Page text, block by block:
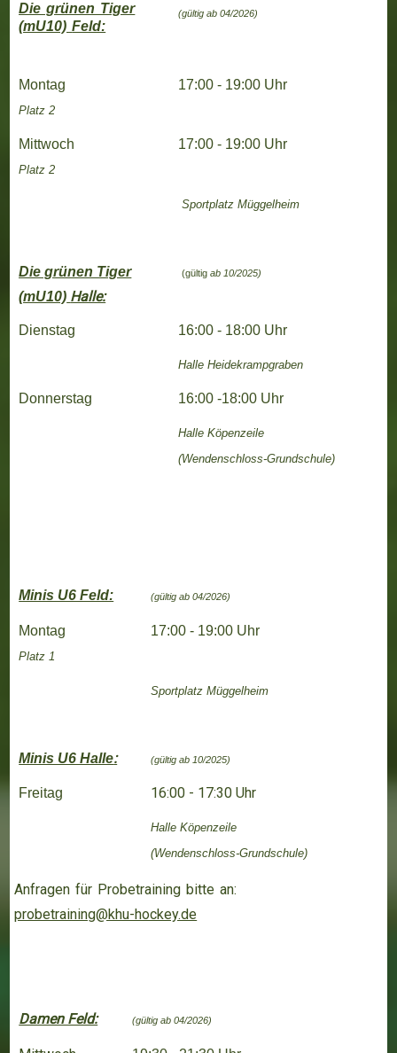
Die grünen Tiger
(mU10)Feld:
(gültig ab 04/2026)
Montag
Platz 2
17:00 - 19:00 Uhr
Mittwoch
Platz 2
17:00 - 19:00 Uhr
Sportplatz Müggelheim
Die grünen Tiger
(mU10) Halle:
(gültig ab 10/2025)
Dienstag 16:00 - 18:00 Uhr
HalleHeidekrampgraben
Donnerstag 16:00 -18:00 Uhr
HalleKöpenzeile
(Wendenschloss-Grundschule)
Minis U6 Feld: (gültig ab 04/2026)
Montag
Platz 1
17:00 - 19:00 Uhr
Sportplatz Müggelheim
Minis U6 Halle: (gültig ab 10/2025)
Freitag 16:00 - 17:30 Uhr
Halle Köpenzeile
(Wendenschloss-Grundschule)
Anfragen für Probetraining bitte an:
probetraining@khu-hockey.de
Damen Feld: (gültig ab 04/2026)